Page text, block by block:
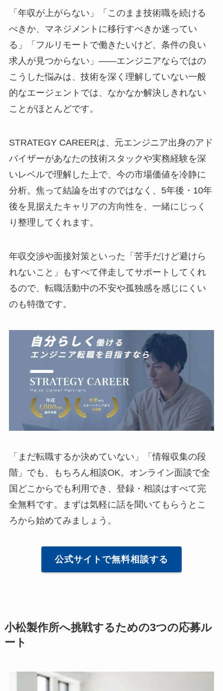
「年収が上がらない」「このまま技術職を続ける
べきか、マネジメントに移行すべきか迷ってい
る」「フルリモートで働きたいけど、条件の良い
求人が見つからない」――エンジニアならではの
こうした悩みは、技術を深く理解していない一般
的なエージェントでは、なかなか解決しきれない
ことがほとんどです。
STRATEGY CAREERは、元エンジニア出身のアド
バイザーがあなたの技術スタックや実務経験を深
いレベルで理解した上で、今の市場価値を冷静に
分析。焦って結論を出すのではなく、5年後・10年
後を見据えたキャリアの方向性を、一緒にじっく
り整理してくれます。
年収交渉や面接対策といった「苦手だけど避けら
れないこと」もすべて伴走してサポートしてくれ
るので、転職活動中の不安や孤独感を感じにくい
のも特徴です。
「まだ転職するか決めていない」「情報収集の段
階」でも、もちろん相談OK。オンライン面談で全
国どこからでも利用でき、登録・相談はすべて完
全無料です。まずは気軽に話を聞いてもらうとこ
ろから始めてみましょう。
公式サイトで無料相談する
小松製作所へ挑戦するための3つの応募ル
ート